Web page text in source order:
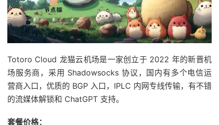
Totoro Cloud 龙猫云机场是一家创立于 2022 年的新晋机
场服务商，采用 Shadowsocks 协议，国内有多个电信运
营商入口，优质的 BGP 入口，IPLC 内网专线传输，有不错
的流媒体解锁和 ChatGPT 支持。
套餐价格：